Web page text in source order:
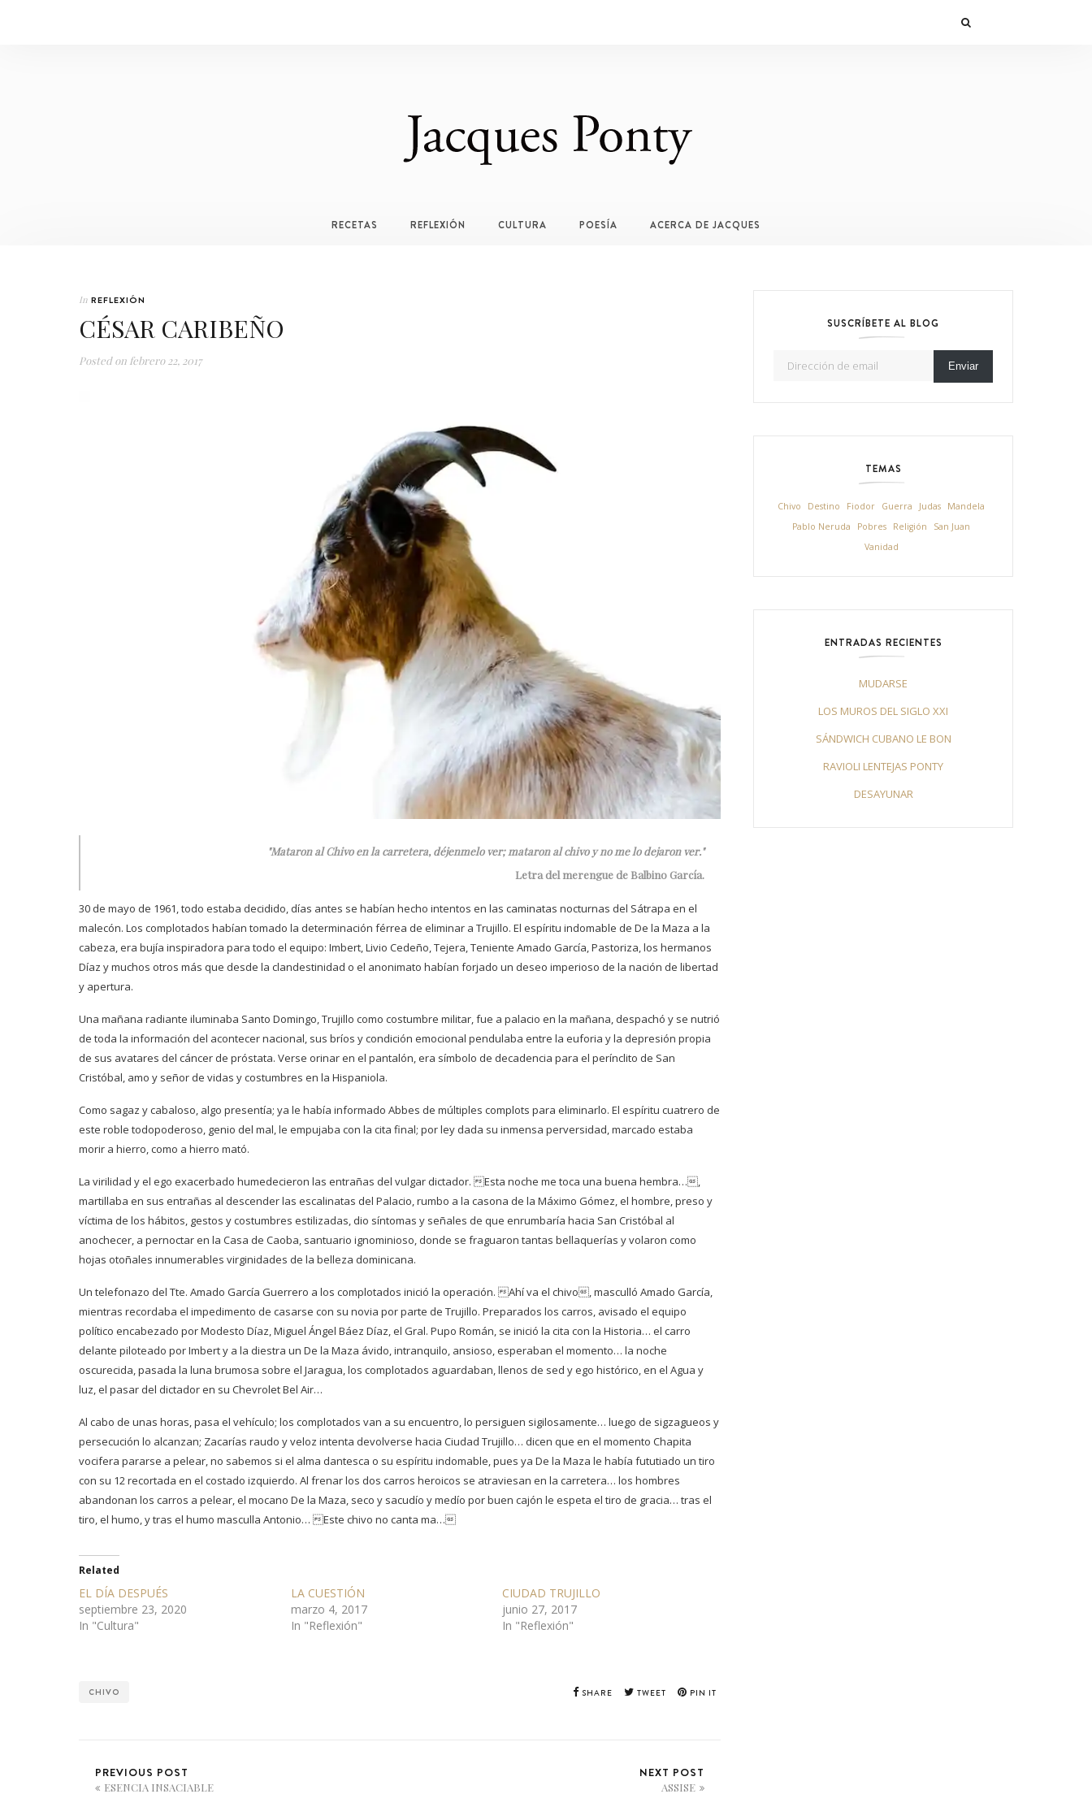
RECETAS REFLEXIÓN CULTURA POESÍA ACERCA DE JACQUES
In REFLEXIÓN
CÉSAR CARIBEÑO
Posted on febrero 22, 2017
"Mataron al Chivo en la carretera, déjenmelo ver; mataron al chivo y no me lo dejaron ver."
Letra del merengue de Balbino García.
30 de mayo de 1961, todo estaba decidido, días antes se habían hecho intentos en las caminatas nocturnas del Sátrapa en el
malecón. Los complotados habían tomado la determinación férrea de eliminar a Trujillo. El espíritu indomable de De la Maza a la
cabeza, era bujía inspiradora para todo el equipo: Imbert, Livio Cedeño, Tejera, Teniente Amado García, Pastoriza, los hermanos
Díaz y muchos otros más que desde la clandestinidad o el anonimato habían forjado un deseo imperioso de la nación de libertad
y apertura.
Una mañana radiante iluminaba Santo Domingo, Trujillo como costumbre militar, fue a palacio en la mañana, despachó y se nutrió
de toda la información del acontecer nacional, sus bríos y condición emocional pendulaba entre la euforia y la depresión propia
de sus avatares del cáncer de próstata. Verse orinar en el pantalón, era símbolo de decadencia para el perínclito de San
Cristóbal, amo y señor de vidas y costumbres en la Hispaniola.
Como sagaz y cabaloso, algo presentía; ya le había informado Abbes de múltiples complots para eliminarlo. El espíritu cuatrero de
este roble todopoderoso, genio del mal, le empujaba con la cita final; por ley dada su inmensa perversidad, marcado estaba
morir a hierro, como a hierro mató.
La virilidad y el ego exacerbado humedecieron las entrañas del vulgar dictador. Esta noche me toca una buena hembra…,
martillaba en sus entrañas al descender las escalinatas del Palacio, rumbo a la casona de la Máximo Gómez, el hombre, preso y
víctima de los hábitos, gestos y costumbres estilizadas, dio síntomas y señales de que enrumbaría hacia San Cristóbal al
anochecer, a pernoctar en la Casa de Caoba, santuario ignominioso, donde se fraguaron tantas bellaquerías y volaron como
hojas otoñales innumerables virginidades de la belleza dominicana.
Un telefonazo del Tte. Amado García Guerrero a los complotados inició la operación. Ahí va el chivo, masculló Amado García,
mientras recordaba el impedimento de casarse con su novia por parte de Trujillo. Preparados los carros, avisado el equipo
político encabezado por Modesto Díaz, Miguel Ángel Báez Díaz, el Gral. Pupo Román, se inició la cita con la Historia… el carro
delante piloteado por Imbert y a la diestra un De la Maza ávido, intranquilo, ansioso, esperaban el momento… la noche
oscurecida, pasada la luna brumosa sobre el Jaragua, los complotados aguardaban, llenos de sed y ego histórico, en el Agua y
luz, el pasar del dictador en su Chevrolet Bel Air…
Al cabo de unas horas, pasa el vehículo; los complotados van a su encuentro, lo persiguen sigilosamente… luego de sigzagueos y
persecución lo alcanzan; Zacarías raudo y veloz intenta devolverse hacia Ciudad Trujillo… dicen que en el momento Chapita
vocifera pararse a pelear, no sabemos si el alma dantesca o su espíritu indomable, pues ya De la Maza le había fututiado un tiro
con su 12 recortada en el costado izquierdo. Al frenar los dos carros heroicos se atraviesan en la carretera… los hombres
abandonan los carros a pelear, el mocano De la Maza, seco y sacudío y medío por buen cajón le espeta el tiro de gracia… tras el
tiro, el humo, y tras el humo masculla Antonio… Este chivo no canta ma…
Related
EL DÍA DESPUÉS
septiembre 23, 2020
In "Cultura"
LA CUESTIÓN
marzo 4, 2017
In "Reflexión"
CIUDAD TRUJILLO
junio 27, 2017
In "Reflexión"
CHIVO SHARE TWEET PIN IT
PREVIOUS POST
ESENCIA INSACIABLE
NEXT POST
ASSISE
SUSCRÍBETE AL BLOG
Enviar
TEMAS
Chivo Destino Fiodor Guerra Judas
Mandela
Pablo Neruda
Pobres Religión
San Juan
Vanidad
ENTRADAS RECIENTES
MUDARSE
LOS MUROS DEL SIGLO XXI
SÁNDWICH CUBANO LE BON
RAVIOLI LENTEJAS PONTY
DESAYUNAR